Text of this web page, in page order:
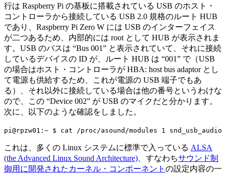
行は Raspberry Pi の基板に搭載されている USB のホスト・
コントローラから接続している USB 2.0 規格のルート HUB
であり、Raspberry Pi Zero W には USB のインターフェイス
が二つあるため、内部的には root として HUB が表示されま
す。USB のバスは “Bus 001” と表示されていて、それに接続
しているデバイスの ID が、ルート HUB は “001” で（USB
の場合はホスト・コントローラが HBA: host bus adaptor とし
て電源も供給するため、これが電源の USB 端子でもあ
る）、それ以外に接続している場合は他の番号というわけな
ので、この “Device 002” が USB のマイクだと分かります。
次に、以下のような確認をしました。
pi@rpzw01:~ $ cat /proc/asound/modules 1 snd_usb_audio
これは、多くの Linux システムに標準で入っている ALSA
(the Advanced Linux Sound Architecture) 、すなわちサウンド制
御用に開発されたカーネル・コンポーネント の設定内容の一